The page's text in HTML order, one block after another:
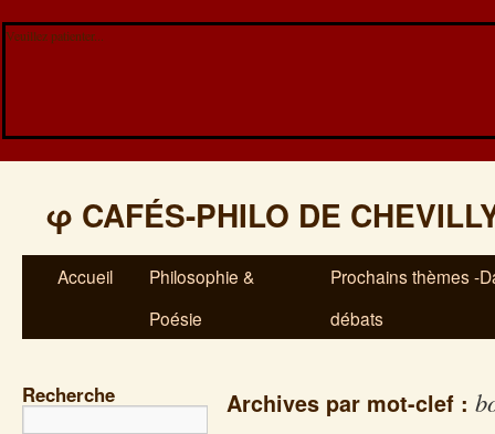
Veuillez patienter...
φ CAFÉS-PHILO DE
Accueil
Philosophie &
Poésie
Prochains thèmes -
débats
Recherche Archives par mot-clef :